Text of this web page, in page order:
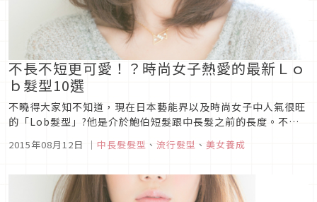
不長不短更可愛！？時尚女子熱愛的最新Ｌｏ
ｂ髮型10選
不曉得大家知不知道，現在日本藝能界以及時尚女子中人氣很旺
的「Lob髮型」?他是介於鮑伯短髮跟中長髮之前的長度。不長
麼短的女孩。在這裡，我們按照受歡迎的程度為大家介紹10款髮
既成熟又可愛鮑伯...
2015年08月12日 ｜ 中長髮髮型 、 流行髮型 、 美女養成